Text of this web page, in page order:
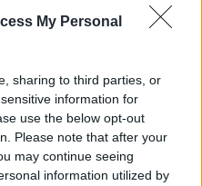
My Personal
sharing to third parties, or
information for
use the below opt-out
Please note that after your
may continue seeing
information utilized by
θα εξοφληθεί